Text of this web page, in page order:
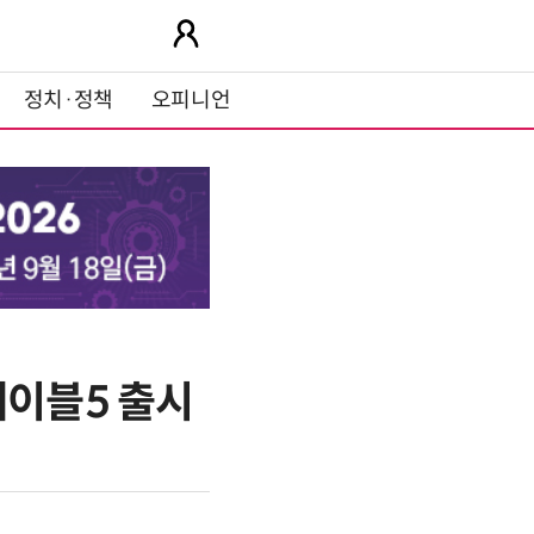
정치·정책 오피니언
블5 출시